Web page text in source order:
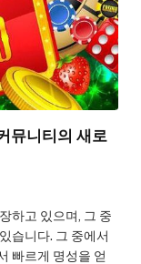
뮤니티의 새로
하고 있으며, 그 중
습니다. 그 중에서
빠르게 명성을 얻